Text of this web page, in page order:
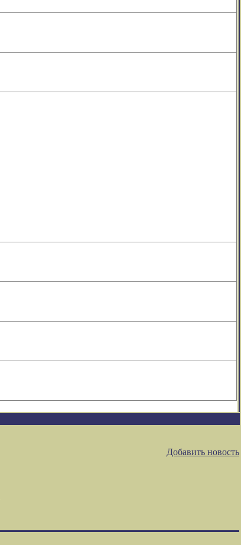
Добавить новость